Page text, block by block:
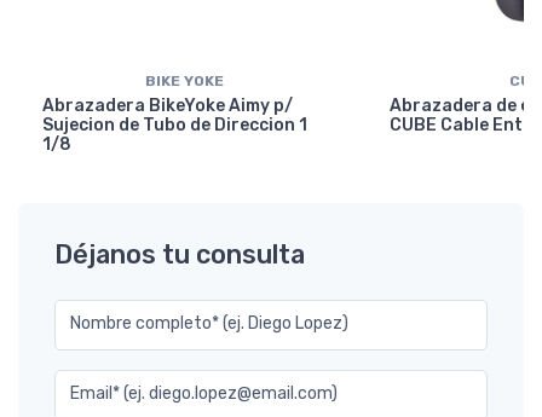
BIKE YOKE
Abrazadera BikeYoke Aimy p/
Sujecion de Tubo de Direccion 1
1/8
Abrazadera de
CUBE Cable
Déjanos tu consulta
Nombre completo* (ej. Diego Lopez)
Email* (ej. diego.lopez@email.com)